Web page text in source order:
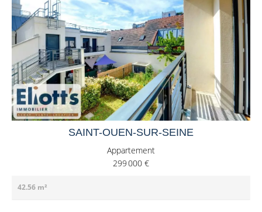
SAINT-OUEN-SUR-SEINE
Appartement
299 000 €
42.56 m²